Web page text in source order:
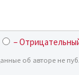
–
об авторе не